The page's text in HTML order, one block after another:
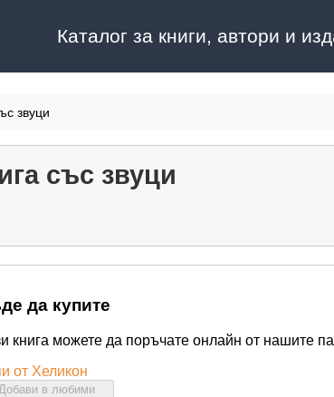
Каталог за книги, автори и
звуци
със звуци
да купите
книга можете да поръчате онлайн от нашите
от Хеликон
Добави в любими